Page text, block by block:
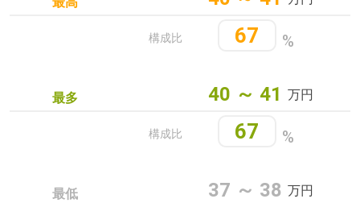
%
67
構成比
最多 40 ～ 41 万円
%
67
構成比
最低 37 ～ 38 万円